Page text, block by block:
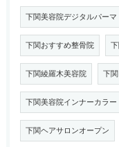
下関美容院デジタルパーマ
下関おすすめ整骨院
下関綾羅木美容院 下
下関美容院インナーカラー
下関ヘアサロンオープン